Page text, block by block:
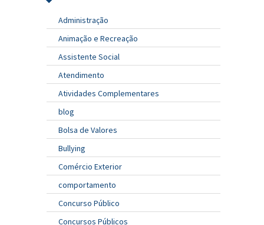
Administração
Animação e Recreação
Assistente Social
Atendimento
Atividades Complementares
blog
Bolsa de Valores
Bullying
Comércio Exterior
comportamento
Concurso Público
Concursos Públicos